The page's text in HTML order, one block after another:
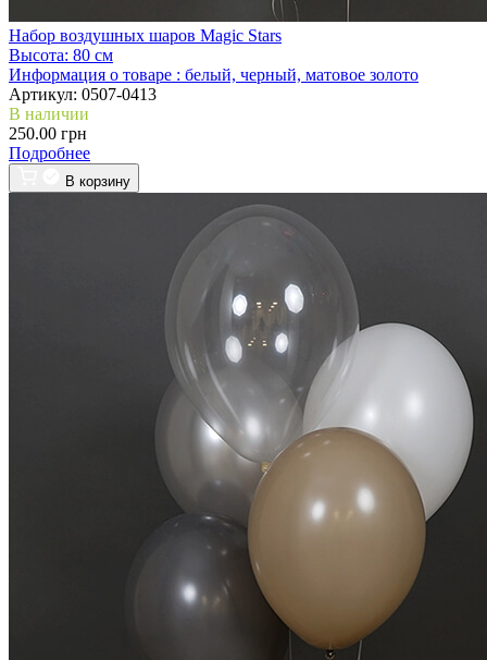
Набор воздушных шаров Magic Stars
Высота: 80 см
Информация о товаре : белый, черный, матовое золото
Артикул: 0507-0413
В наличии
250.00 грн
Подробнее
В корзину